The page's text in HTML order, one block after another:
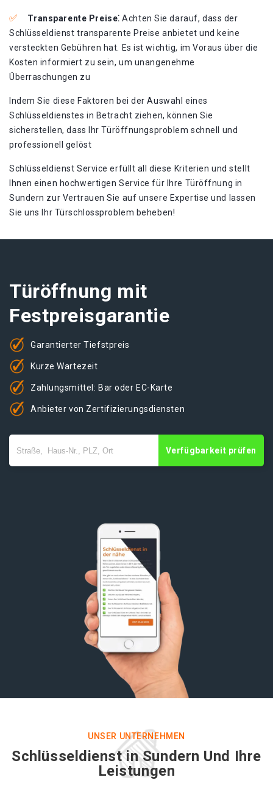
Transparente Preise⁚ Achten Sie darauf, dass der
Schlüsseldienst transparente Preise anbietet und keine
versteckten Gebühren hat. Es ist wichtig, im Voraus über die
Kosten informiert zu sein, um unangenehme
Überraschungen zu
Indem Sie diese Faktoren bei der Auswahl eines
Schlüsseldienstes in Betracht ziehen, können Sie
sicherstellen, dass Ihr Türöffnungsproblem schnell und
professionell gelöst
Schlüsseldienst Service erfüllt all diese Kriterien und stellt
Ihnen einen hochwertigen Service für Ihre Türöffnung in
Sundern zur Vertrauen Sie auf unsere Expertise und lassen
Sie uns Ihr Türschlossproblem beheben!​
Türöffnung mit
Festpreisgarantie
Garantierter Tiefstpreis
Kurze Wartezeit
Zahlungsmittel: Bar oder EC-Karte
Anbieter von Zertifizierungsdiensten
Verfügbarkeit prüfen
UNSER UNTERNEHMEN
Schlüsseldienst in Sundern Und Ihre
Leistungen